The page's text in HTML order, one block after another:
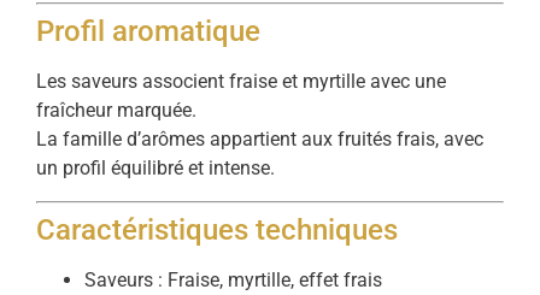
Profil aromatique
Les saveurs associent fraise et myrtille avec une
fraîcheur marquée.
La famille d’arômes appartient aux fruités frais, avec
un profil équilibré et intense.
Caractéristiques techniques
Saveurs : Fraise, myrtille, effet frais